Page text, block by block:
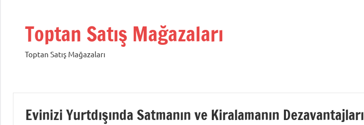
Toptan Satış Mağazaları
Toptan Satış Mağazaları
Evinizi Yurtdışında Satmanın ve Kiralamanın Dezavantajları